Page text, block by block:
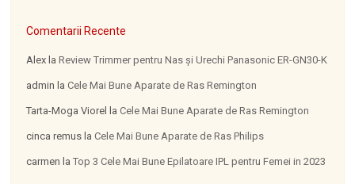
Comentarii Recente
Alex laReview Trimmer pentru Nas şi Urechi Panasonic ER-GN30-K
admin laCele Mai Bune Aparate de Ras Remington
Tarta-Moga Viorel laCele Mai Bune Aparate de Ras Remington
cinca remus laCele Mai Bune Aparate de Ras Philips
carmen laTop 3 Cele Mai Bune Epilatoare IPL pentru Femei in 2023